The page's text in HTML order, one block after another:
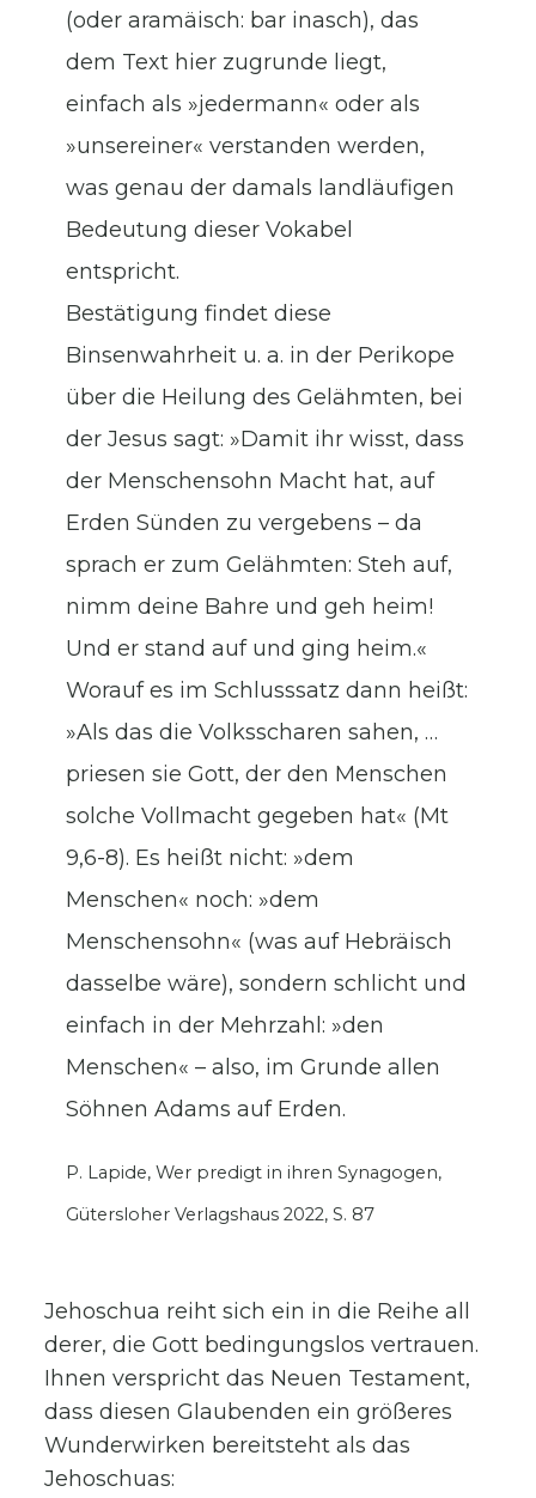
(oder aramäisch: bar inasch), das
dem Text hier zugrunde liegt,
einfach als »jedermann« oder als
»unsereiner« verstanden werden,
was genau der damals landläufigen
Bedeutung dieser Vokabel
entspricht.
Bestätigung findet diese
Binsenwahrheit u. a. in der Perikope
über die Heilung des Gelähmten, bei
der Jesus sagt: »Damit ihr wisst, dass
der Menschensohn Macht hat, auf
Erden Sünden zu vergebens – da
sprach er zum Gelähmten: Steh auf,
nimm deine Bahre und geh heim!
Und er stand auf und ging heim.«
Worauf es im Schlusssatz dann heißt:
»Als das die Volksscharen sahen, …
priesen sie Gott, der den Menschen
solche Vollmacht gegeben hat« (Mt
9,6-8). Es heißt nicht: »dem
Menschen« noch: »dem
Menschensohn« (was auf Hebräisch
dasselbe wäre), sondern schlicht und
einfach in der Mehrzahl: »den
Menschen« – also, im Grunde allen
Söhnen Adams auf Erden.
P. Lapide, Wer predigt in ihren Synagogen,
Gütersloher Verlagshaus 2022, S. 87
Jehoschua reiht sich ein in die Reihe all
derer, die Gott bedingungslos vertrauen.
Ihnen verspricht das Neuen Testament,
dass diesen Glaubenden ein größeres
Wunderwirken bereitsteht als das
Jehoschuas: